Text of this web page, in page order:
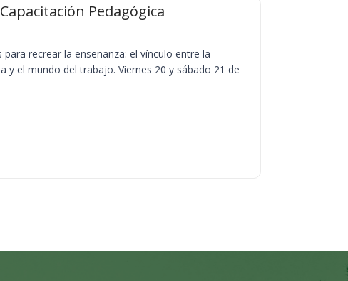
Pedagógica
recrear la enseñanza: el vínculo entre la
y el mundo del trabajo. Viernes 20 y sábado 21 de